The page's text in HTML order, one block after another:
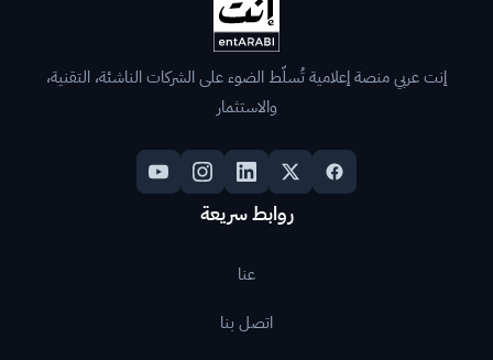
إنت عربي منصة إعلامية تُسلّط الضوء على الشركات الناشئة، التقنية،
والاستثمار
روابط سريعة
عنا
اتصل بنا